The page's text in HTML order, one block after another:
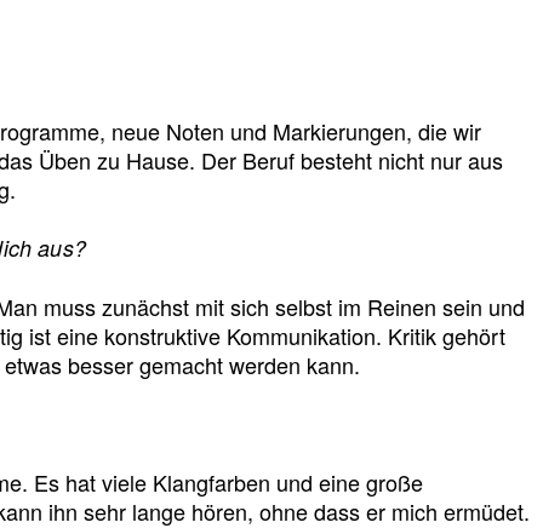
neue Noten und Markierungen, die wir
Üben zu Hause. Der Beruf besteht nicht nur aus
aus?
muss zunächst mit sich selbst im Reinen sein und
ist eine konstruktive Kommunikation. Kritik gehört
besser gemacht werden kann.
Es hat viele Klangfarben und eine große
ihn sehr lange hören, ohne dass er mich ermüdet.